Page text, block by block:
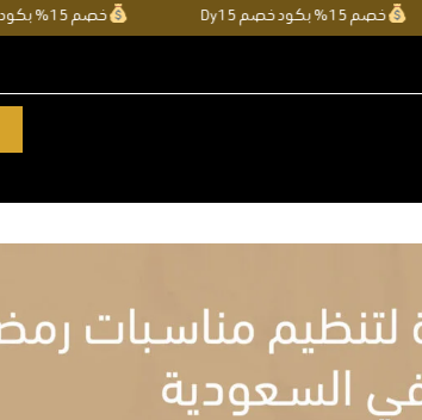
خصم 15% بكود خصم Dy15 خصم 15% بكود خصم Dy15